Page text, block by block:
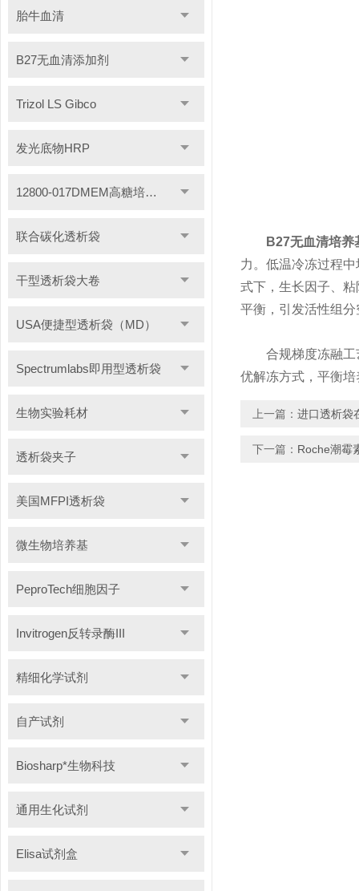
胎牛血清
B27无血清添加剂
Trizol LS Gibco
发光底物HRP
12800-017DMEM高糖培养基
联合碳化透析袋
干型透析袋大卷
USA便捷型透析袋（MD）
Spectrumlabs即用型透析袋
生物实验耗材
透析袋夹子
美国MFPI透析袋
微生物培养基
PeproTech细胞因子
Invitrogen反转录酶III
精细化学试剂
自产试剂
Biosharp*生物科技
通用生化试剂
Elisa试剂盒
B27无血清培养
力。低温冷冻过程
式下，生长因子、
平衡，引发活性组
合规梯度冻融工艺
优解冻方式，平衡
上一篇： 进口透析袋
下一篇： Roche潮霉